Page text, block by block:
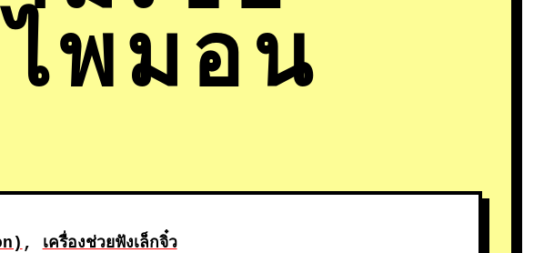
พมอน
, เครื่องช่วยฟังเล็กจิ๋ว